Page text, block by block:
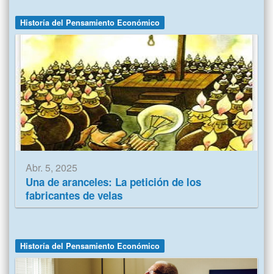
Historía del Pensamiento Económico
Abr. 5, 2025
Una de aranceles: La petición de los
fabricantes de velas
Historía del Pensamiento Económico